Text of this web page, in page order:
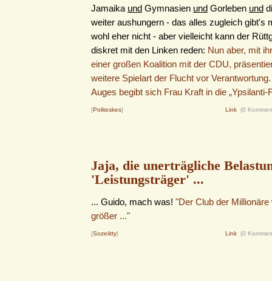
Jamaika und Gymnasien und Gorleben und
weiter aushungern - das alles zugleich gibt's
wohl eher nicht - aber vielleicht kann der
diskret mit den Linken reden: Nun aber, mit
einer großen Koalition mit der CDU,
weitere Spielart der Flucht vor
Auges begibt sich Frau Kraft in die „Ypsilanti-
[Politeskes] Link (0
Jaja, die unerträgliche
'Leistungsträger' ...
... Guido, mach was! "Der Club der
größer ..."
[Sozeiitty] Link (0